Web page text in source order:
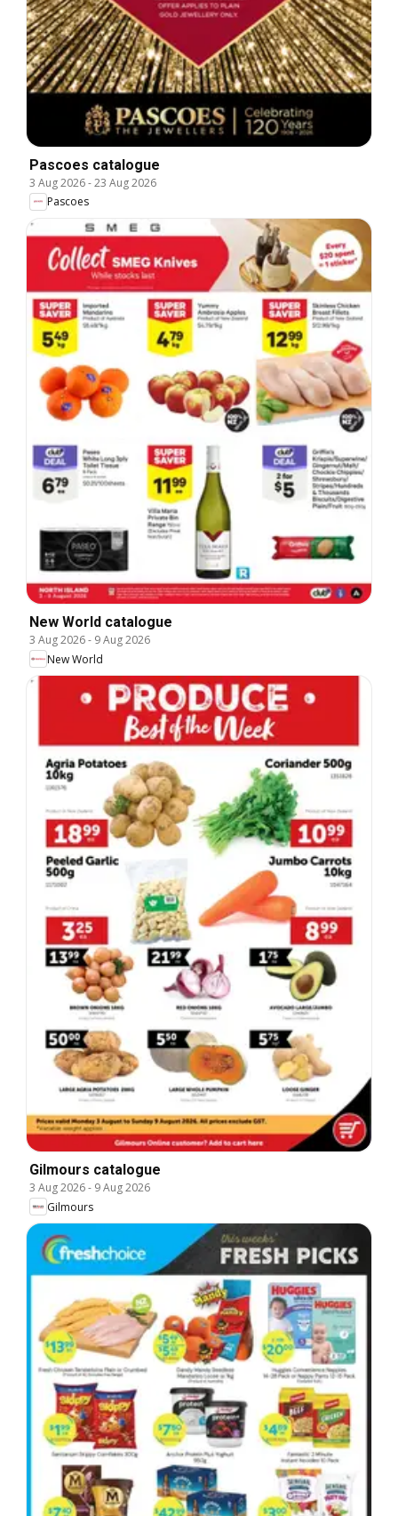
Pascoes catalogue
3 Aug 2026-23 Aug 2026
Pascoes
New World catalogue
3 Aug 2026- 9 Aug 2026
New World
Gilmours catalogue
3 Aug 2026- 9 Aug 2026
Gilmours